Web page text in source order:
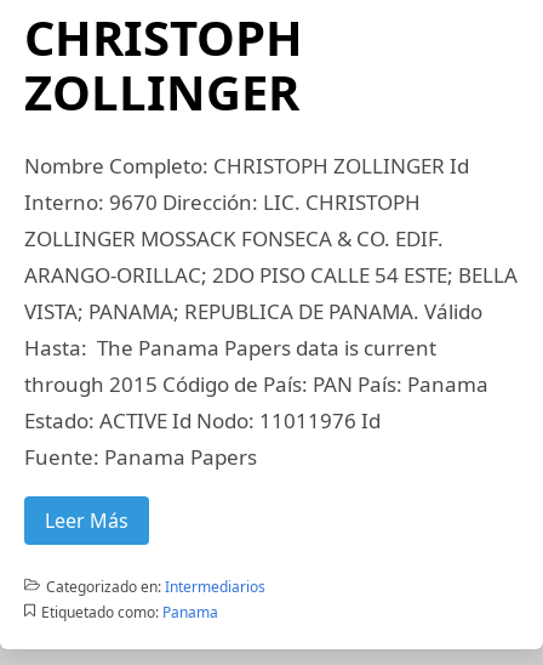
CHRISTOPH
ZOLLINGER
Nombre Completo: CHRISTOPH ZOLLINGER Id
Interno: 9670 Dirección: LIC. CHRISTOPH
ZOLLINGER MOSSACK FONSECA & CO. EDIF.
ARANGO-ORILLAC; 2DO PISO CALLE 54 ESTE; BELLA
VISTA; PANAMA; REPUBLICA DE PANAMA. Válido
Hasta: The Panama Papers data is current
through 2015 Código de País: PAN País: Panama
Estado: ACTIVE Id Nodo: 11011976 Id
Fuente: Panama Papers
Leer Más
Categorizado en:Intermediarios
Etiquetado como: Panama